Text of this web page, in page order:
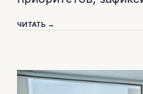
ЧИТАТЬ →